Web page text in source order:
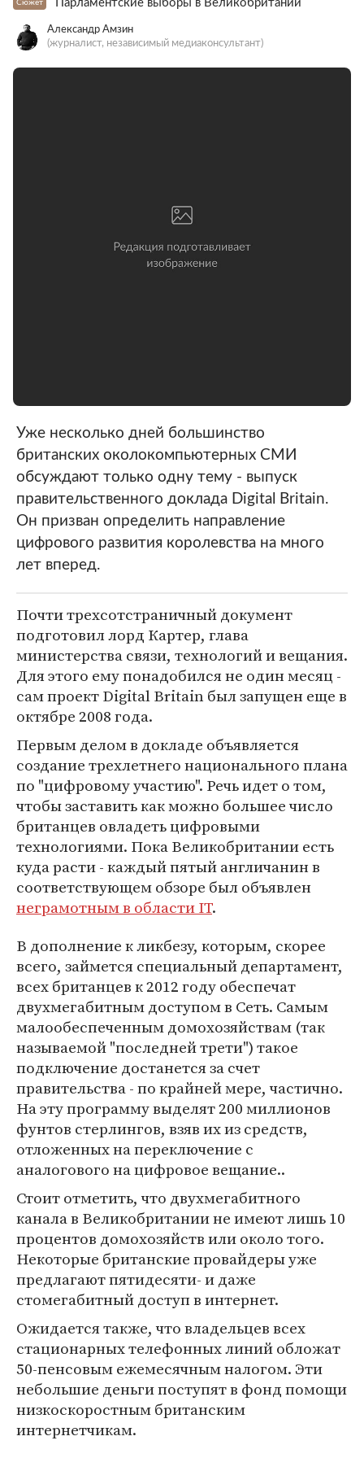
Сюжет Парламентские выборы в Великобритании
Александр Амзин
(журналист, независимый медиаконсультант)
Уже несколько дней большинство
британских околокомпьютерных СМИ
обсуждают только одну тему - выпуск
правительственного доклада Digital Britain.
Он призван определить направление
цифрового развития королевства на много
лет вперед.
Почти трехсотстраничный документ
подготовил лорд Картер, глава
министерства связи, технологий и вещания.
Для этого ему понадобился не один месяц -
сам проект Digital Britain был запущен еще в
октябре 2008 года.
Первым делом в докладе объявляется
создание трехлетнего национального плана
по "цифровому участию". Речь идет о том,
чтобы заставить как можно большее число
британцев овладеть цифровыми
технологиями. Пока Великобритании есть
куда расти - каждый пятый англичанин в
соответствующем обзоре был объявлен
неграмотным в области IT.
В дополнение к ликбезу, которым, скорее
всего, займется специальный департамент,
всех британцев к 2012 году обеспечат
двухмегабитным доступом в Сеть. Самым
малообеспеченным домохозяйствам (так
называемой "последней трети") такое
подключение достанется за счет
правительства - по крайней мере, частично.
На эту программу выделят 200 миллионов
фунтов стерлингов, взяв их из средств,
отложенных на переключение с
аналогового на цифровое вещание..
Стоит отметить, что двухмегабитного
канала в Великобритании не имеют лишь 10
процентов домохозяйств или около того.
Некоторые британские провайдеры уже
предлагают пятидесяти- и даже
стомегабитный доступ в интернет.
Ожидается также, что владельцев всех
стационарных телефонных линий обложат
50-пенсовым ежемесячным налогом. Эти
небольшие деньги поступят в фонд помощи
низкоскоростным британским
интернетчикам.